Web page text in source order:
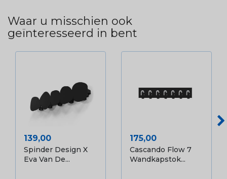
Waar u misschien ook
geïnteresseerd in bent
Prijs
139,00
Spinder Design X
Eva Van De...
Prijs
175,00
Cascando Flow 7
Wandkapstok...